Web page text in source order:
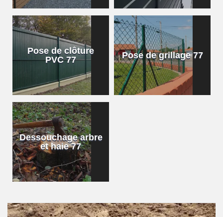
Pose de clôture
PVC 77
Pose de grillage 77
Dessouchage arbre
et haie 77